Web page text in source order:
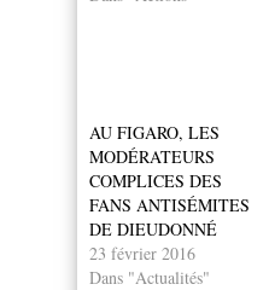
AU FIGARO, LES
MODÉRATEURS
COMPLICES DES
FANS ANTISÉMITES
DE DIEUDONNÉ
23 février 2016
Dans "Actualités"